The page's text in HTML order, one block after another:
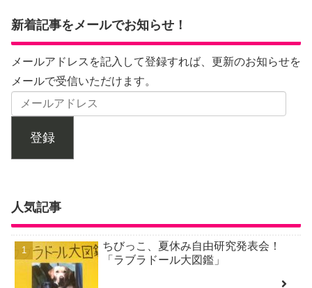
新着記事をメールでお知らせ！
メールアドレスを記入して登録すれば、更新のお知らせを
メールで受信いただけます。
登録
人気記事
ちびっこ、夏休み自由研究発表会！
「ラブラドール大図鑑」